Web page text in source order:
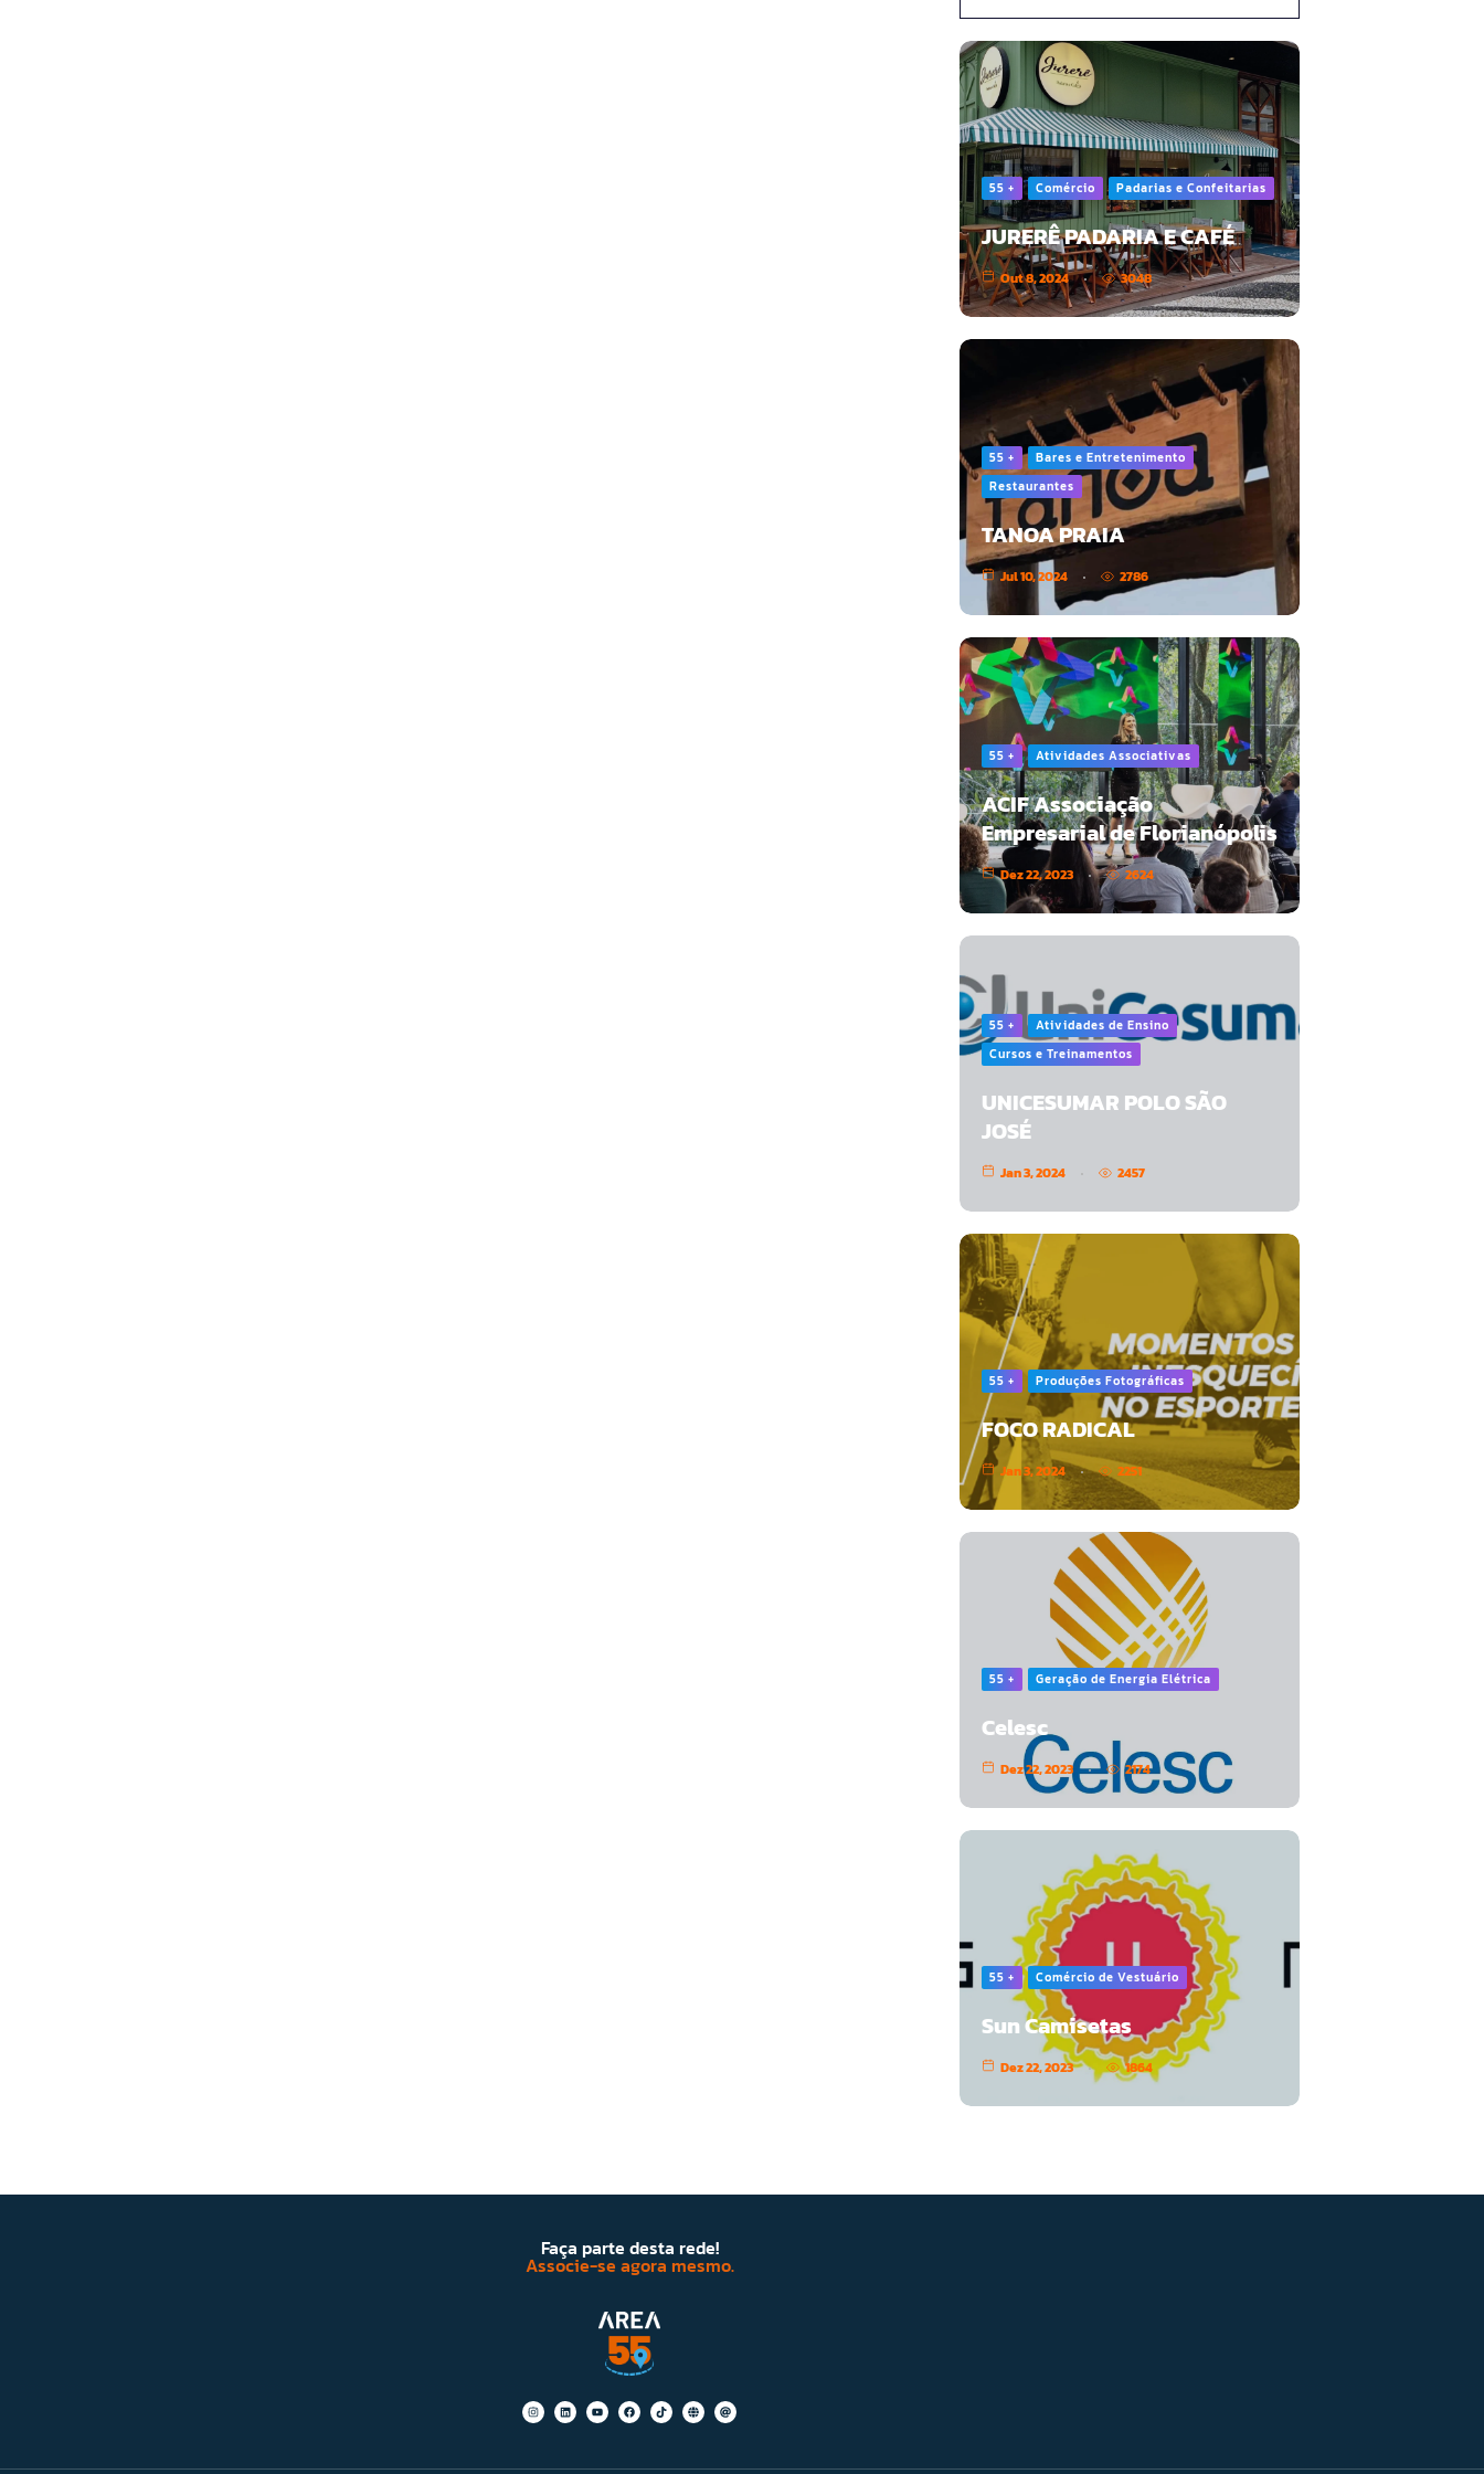
55 + Comércio Padarias e Confeitarias
JURERÊ PADARIA E CAFÉ
Out 8, 2024 3048
55 +
Bares e Entretenimento
Restaurantes
TANOA PRAIA
Jul 10, 2024 2786
55 + Atividades Associativas
ACIF Associação
Empresarial de Florianópolis
Dez 22, 2023 2624
55 +
Atividades de Ensino
Cursos e Treinamentos
UNICESUMAR POLO SÃO
JOSÉ
Jan 3, 2024 2457
55 + Produções Fotográficas
FOCO RADICAL
Jan 3, 2024 2251
55 + Geração de Energia Elétrica
Celesc
Dez 22, 2023 2174
55 + Comércio de Vestuário
Sun Camisetas
Dez 22, 2023 1864
Faça parte desta rede!
Associe-se agora mesmo.